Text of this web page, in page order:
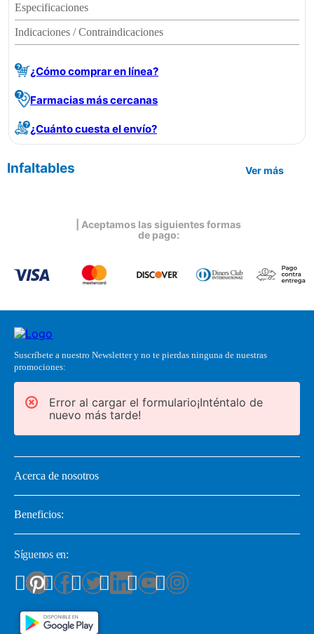
Especificaciones
Indicaciones / Contraindicaciones
¿Cómo comprar en línea?
Farmacias más cercanas
¿Cuánto cuesta el envío?
Infaltables Ver más
| Aceptamos las siguientes formas
de pago:
Suscríbete a nuestro Newsletter y no te pierdas ninguna de nuestras
promociones:
Error al cargar el formulario¡Inténtalo de
nuevo más tarde!
Acerca de nosotros
Beneficios:
Síguenos en: